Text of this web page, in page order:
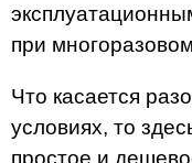
при
Что касается
условиях, то
простое и